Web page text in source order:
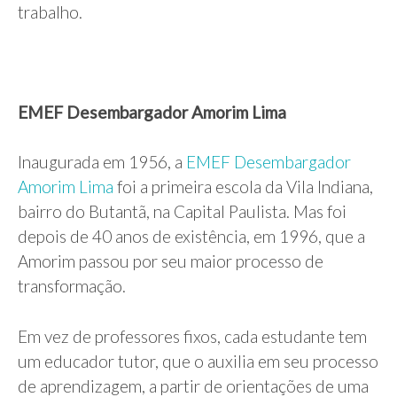
trabalho.
EMEF Desembargador Amorim Lima
Inaugurada em 1956, a EMEF Desembargador
Amorim Lima foi a primeira escola da Vila Indiana,
bairro do Butantã, na Capital Paulista. Mas foi
depois de 40 anos de existência, em 1996, que a
Amorim passou por seu maior processo de
transformação.
Em vez de professores fixos, cada estudante tem
um educador tutor, que o auxilia em seu processo
de aprendizagem, a partir de orientações de uma